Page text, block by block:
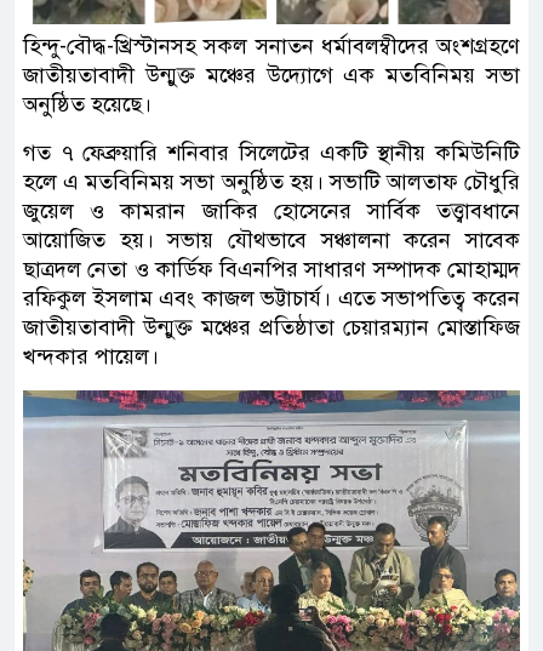
হিন্দু-বৌদ্ধ-খ্রিস্টানসহ সকল সনাতন ধর্মাবলম্বীদের অংশগ্রহণে
জাতীয়তাবাদী উন্মুক্ত মঞ্চের উদ্যোগে এক মতবিনিময় সভা
অনুষ্ঠিত হয়েছে।
গত ৭ ফেব্রুয়ারি শনিবার সিলেটের একটি স্থানীয় কমিউনিটি
হলে এ মতবিনিময় সভা অনুষ্ঠিত হয়। সভাটি আলতাফ চৌধুরি
জুয়েল ও কামরান জাকির হোসেনের সার্বিক তত্ত্বাবধানে
আয়োজিত হয়। সভায় যৌথভাবে সঞ্চালনা করেন সাবেক
ছাত্রদল নেতা ও কার্ডিফ বিএনপির সাধারণ সম্পাদক মোহাম্মদ
রফিকুল ইসলাম এবং কাজল ভট্টাচার্য। এতে সভাপতিত্ব করেন
জাতীয়তাবাদী উন্মুক্ত মঞ্চের প্রতিষ্ঠাতা চেয়ারম্যান মোস্তাফিজ
খন্দকার পায়েল।